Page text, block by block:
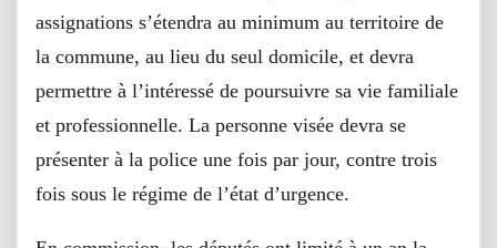
assignations s’étendra au minimum au territoire de
la commune, au lieu du seul domicile, et devra
permettre à l’intéressé de poursuivre sa vie familiale
et professionnelle. La personne visée devra se
présenter à la police une fois par jour, contre trois
fois sous le régime de l’état d’urgence.